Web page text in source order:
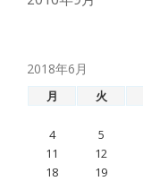
2018年6月
月 火
4
5
11
12
18
19